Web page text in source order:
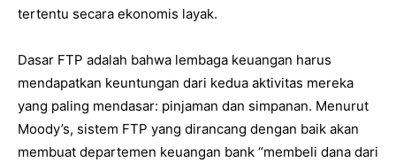
tertentu secara ekonomis layak.
Dasar FTP adalah bahwa lembaga keuangan harus
mendapatkan keuntungan dari kedua aktivitas mereka
yang paling mendasar: pinjaman dan simpanan. Menurut
Moody’s, sistem FTP yang dirancang dengan baik akan
membuat departemen keuangan bank “membeli dana dari